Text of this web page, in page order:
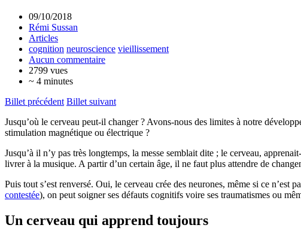
09/10/2018
Rémi Sussan
Articles
cognition neuroscience vieillissement
Aucun commentaire
2799 vues
~ 4 minutes
Billet précédent Billet suivant
Jusqu’où le cerveau peut-il changer ? Avons-nous des limites à notre
stimulation magnétique ou électrique ?
Jusqu’à il n’y pas très longtemps, la messe semblait dite ; le cerveau,
livrer à la musique. A partir d’un certain âge, il ne faut plus attendre de
Puis tout s’est renversé. Oui, le cerveau crée des neurones, même si ce n’est
contestée), on peut soigner ses défauts cognitifs voire ses traumatismes ou
Un cerveau qui apprend toujours